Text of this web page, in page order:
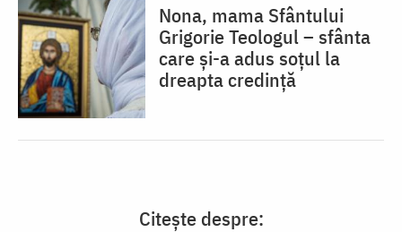
Nona, mama Sfântului
Grigorie Teologul – sfânta
care și-a adus soțul la
dreapta credință
Citește despre: